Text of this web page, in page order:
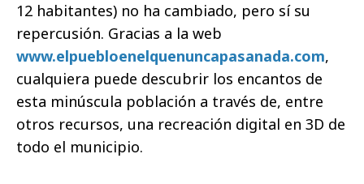
12 habitantes) no ha cambiado, pero sí su
repercusión. Gracias a la web
www.elpuebloenelquenuncapasanada.com,
cualquiera puede descubrir los encantos de
esta minúscula población a través de, entre
otros recursos, una recreación digital en 3D de
todo el municipio.